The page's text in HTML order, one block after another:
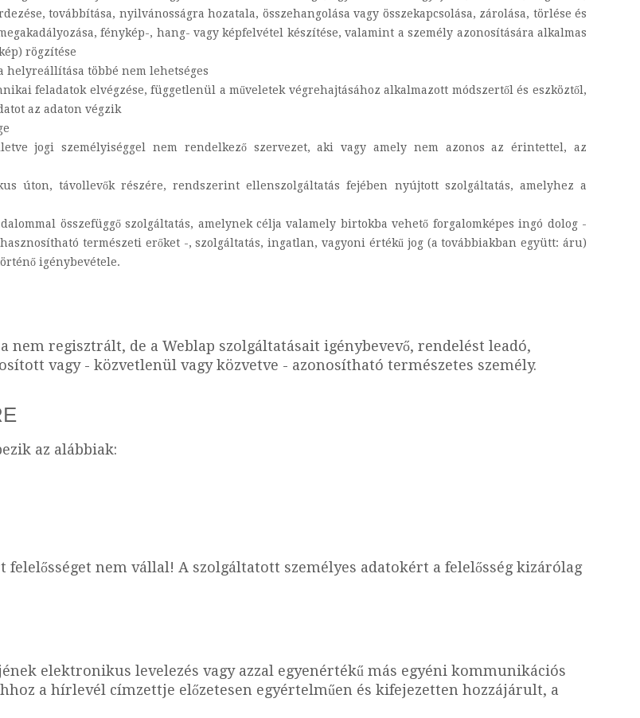
továbbítása, nyilvánosságra hozatala, összehangolása vagy összekapcsolása, zárolása, törlése és
fénykép-, hang- vagy képfelvétel készítése, valamint a személy azonosítására alkalmas
rögzítése
helyreállítása többé nem lehetséges
feladatok elvégzése, függetlenül a műveletek végrehajtásához alkalmazott módszertől és eszköztől,
az adaton végzik
jogi személyiséggel nem rendelkező szervezet, aki vagy amely nem azonos az érintettel, az
úton, távollevők részére, rendszerint ellenszolgáltatás fejében nyújtott szolgáltatás, amelyhez a
összefüggő szolgáltatás, amelynek célja valamely birtokba vehető forgalomképes ingó dolog -
természeti erőket -, szolgáltatás, ingatlan, vagyoni értékű jog (a továbbiakban együtt: áru)
igénybevétele.
regisztrált, de a Weblap szolgáltatásait igénybevevő, rendelést leadó,
vagy - közvetlenül vagy közvetve - azonosítható természetes személy.
az alábbiak:
felelősséget nem vállal! A szolgáltatott személyes adatokért a felelősség kizárólag
elektronikus levelezés vagy azzal egyenértékű más egyéni kommunikációs
a hírlevél címzettje előzetesen egyértelműen és kifejezetten hozzájárult, a